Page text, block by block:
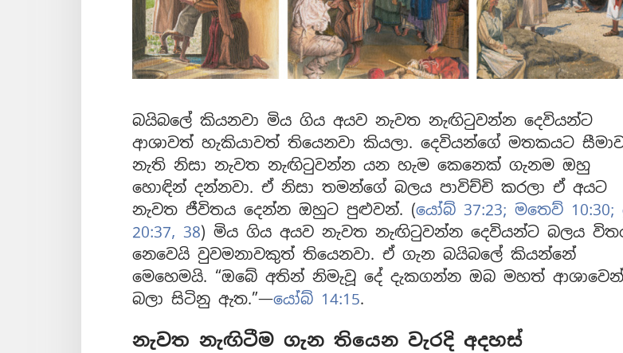
බයිබලේ කියනවා මිය ගිය අයව නැවත නැඟිටුවන්න දෙවියන්ට
ආශාවත් හැකියාවත් තියෙනවා කියලා. දෙවියන්ගේ මතකයට
නැති නිසා නැවත නැඟිටුවන්න යන හැම කෙනෙක් ගැනම ඔහු
හොඳින් දන්නවා. ඒ නිසා තමන්ගේ බලය පාවිච්චි කරලා ඒ අයට
නැවත ජීවිතය දෙන්න ඔහුට පුළුවන්. (යෝබ් 37:23; මතෙව් 10:30;
20:37, 38) මිය ගිය අයව නැවත නැඟිටුවන්න දෙවියන්ට බලය
නෙවෙයි වුවමනාවකුත් තියෙනවා. ඒ ගැන බයිබලේ කියන්නේ
මෙහෙමයි. “ඔබේ අතින් නිමැවූ දේ දැකගන්න ඔබ මහත් ආශාවෙන්
බලා සිටිනු ඇත.”—යෝබ් 14:15.
නැවත නැඟිටීම ගැන තියෙන වැරදි අදහස්